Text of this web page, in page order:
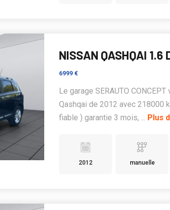
NISSAN QASHQAI 1.6
6999 €
Le garage SERAUTO
Qashqai de 2012 avec 218000
fiable ) garantie 3 mois, ... Plus
2012 manuelle